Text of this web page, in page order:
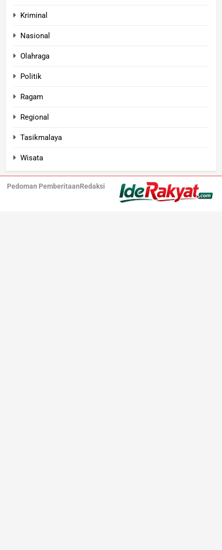
Kriminal
Nasional
Olahraga
Politik
Ragam
Regional
Tasikmalaya
Wisata
Pedoman PemberitaanRedaksi